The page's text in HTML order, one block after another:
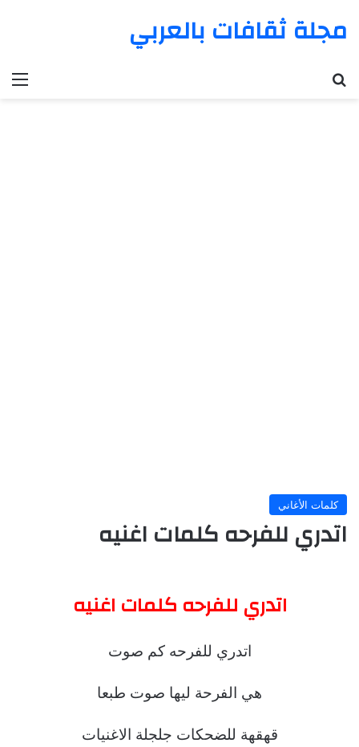
مجلة ثقافات بالعربي
كلمات الأغاني
اتدري للفرحه كلمات اغنيه
اتدري للفرحه كلمات اغنيه
اتدري للفرحه كم صوت
هي الفرحة ليها صوت طبعا
قهقهة للضحكات جلجلة الاغنيات